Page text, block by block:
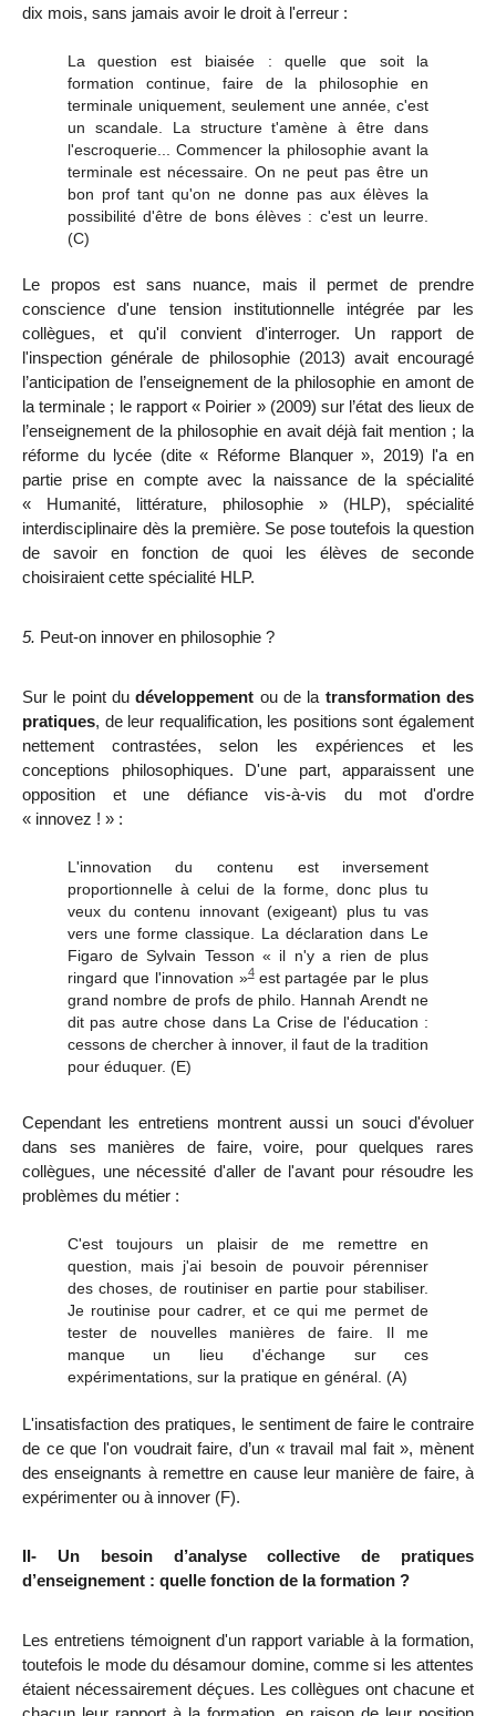
dix mois, sans jamais avoir le droit à l'erreur :
La question est biaisée : quelle que soit la
formation continue, faire de la philosophie en
terminale uniquement, seulement une année, c'est
un scandale. La structure t'amène à être dans
l'escroquerie... Commencer la philosophie avant la
terminale est nécessaire. On ne peut pas être un
bon prof tant qu'on ne donne pas aux élèves la
possibilité d'être de bons élèves : c'est un leurre.
(C)
Le propos est sans nuance, mais il permet de prendre
conscience d'une tension
institutionnelle intégrée par les
collègues, et qu'il convient d'interroger. Un rapport de
l'inspection générale de philosophie (2013) avait encouragé
l’anticipation de l’enseignement de la philosophie en amont de
la terminale ; le rapport « Poirier » (2009) sur l’état des lieux de
l’enseignement de la philosophie en avait déjà fait mention ; la
réforme du lycée (dite « Réforme Blanquer », 2019) l'a en
partie prise en compte avec la naissance de la spécialité
« Humanité, littérature, philosophie » (HLP), spécialité
interdisciplinaire dès la première. Se pose toutefois la question
de savoir en fonction de quoi les élèves de seconde
choisiraient cette spécialité HLP.
5. Peut-on innover en philosophie ?
Sur le point dudéveloppement ou de la transformation des
pratiques, de leur requalification, les positions sont également
nettement contrastées, selon les expériences et les
conceptions philosophiques. D'une part, apparaissent une
opposition et une défiance vis-à-vis du mot d'ordre
« innovez ! » :
L'innovation du contenu est inversement
proportionnelle à celui de la forme, donc plus tu
veux du contenu innovant (exigeant) plus tu vas
vers une forme classique. La déclaration dans Le
Figaro de Sylvain Tesson « il n'y a rien de plus
ringard que l'innovation »4 est partagée par le plus
grand nombre de profs de philo. Hannah Arendt ne
dit pas autre chose dans
La Crise de l'éducation :
cessons de chercher à innover, il faut de la tradition
pour éduquer. (E)
Cependant les entretiens montrent aussi un souci d'évoluer
dans ses manières de faire, voire, pour quelques rares
collègues, une nécessité d'aller de l'avant pour résoudre les
problèmes du métier :
C'est toujours un plaisir de me remettre en
question, mais j'ai besoin de pouvoir pérenniser
des choses, de routiniser en partie pour stabiliser.
Je routinise pour cadrer, et ce qui me permet de
tester de nouvelles manières de faire. Il me
manque un lieu d'échange sur ces
expérimentations, sur la pratique en général. (A)
L'insatisfaction des pratiques, le sentiment de faire le contraire
de ce que l'on voudrait faire, d’un « travail mal fait », mènent
des enseignants à remettre en cause leur manière de faire, à
expérimenter ou à innover (F).
II- Un besoin d’analyse collective de pratiques
d’enseignement : quelle fonction de la formation ?
Les entretiens témoignent d'un rapport variable à la formation,
toutefois le mode du désamour domine, comme si les attentes
étaient nécessairement déçues. Les collègues ont chacune et